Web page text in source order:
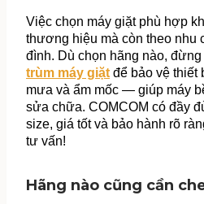
Việc chọn máy giặt phù hợp
thương hiệu mà còn theo nhu
đình. Dù chọn hãng nào,
trùm máy giặt để bảo vệ thiết
mưa và ẩm mốc — giúp máy
sửa chữa. COMCOM có đầy
size, giá tốt và bảo hành rõ
tư vấn!
Hãng nào cũng cần